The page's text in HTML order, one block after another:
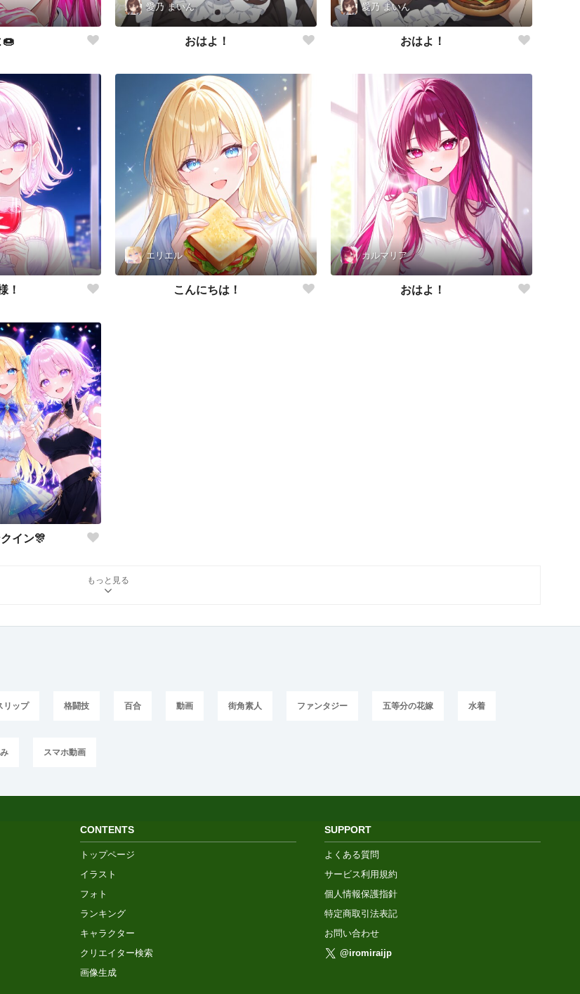
🍩
愛乃 まいん
おはよ！
愛乃 まいん
おはよ！
！
エリエル
こんにちは！
カルマリア
おはよ！
イン🎊
もっと見る
リップ 格闘技 百合 動画 街角素人 ファンタジー 五等分の花嫁 水着
スマホ動画
SUPPORT
よくある質問
サービス利用規約
個人情報保護指針
特定商取引法表記
お問い合わせ
@iromiraijp
CONTENTS
トップページ
イラスト
フォト
ランキング
キャラクター
クリエイター検索
画像生成